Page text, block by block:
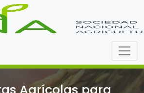
Agrícolas para